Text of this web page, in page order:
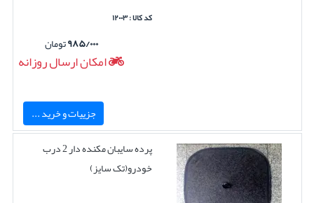
کد کالا : ۱۲۰۰۳
۹۸۵/۰۰۰تومان
امکان ارسال روزانه
جزییات و خرید ...
پرده سایبان مکنده دار 2 درب
خودرو(تک سایز)